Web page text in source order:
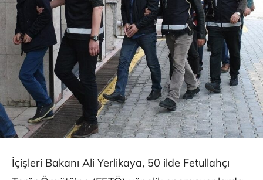
İçişleri Bakanı Ali Yerlikaya, 50 ilde Fetullahçı